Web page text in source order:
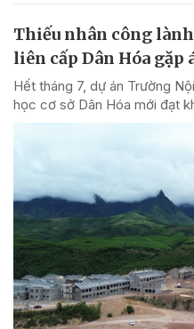
Thiếu nhân công
liên cấp Dân Hóa gặp
Hết tháng 7, dự án Trường
học cơ sở Dân Hóa mới đạt